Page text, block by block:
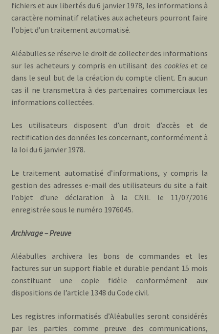
fichiers et aux libertés du 6 janvier 1978, les informations à
caractère nominatif relatives aux acheteurs pourront faire
l’objet d’un traitement automatisé.
Aléabulles se réserve le droit de collecter des informations
sur les acheteurs y compris en utilisant des cookieset ce
dans le seul but de la création du compte client. En aucun
cas il ne transmettra à des partenaires commerciaux les
informations collectées.
Les utilisateurs disposent d’un droit d’accès et de
rectification des données les concernant, conformément à
la loi du 6 janvier 1978.
Le traitement automatisé d’informations, y compris la
gestion des adresses e-mail des utilisateurs du site a fait
l’objet d’une déclaration à la CNIL le 11/07/2016
enregistrée sous le numéro 1976045.
Archivage – Preuve
Aléabulles archivera les bons de commandes et les
factures sur un support fiable et durable pendant 15 mois
constituant une copie fidèle conformément aux
dispositions de l’article 1348 du Code civil.
Les registres informatisés d’Aléabulles seront considérés
par les parties comme preuve des communications,